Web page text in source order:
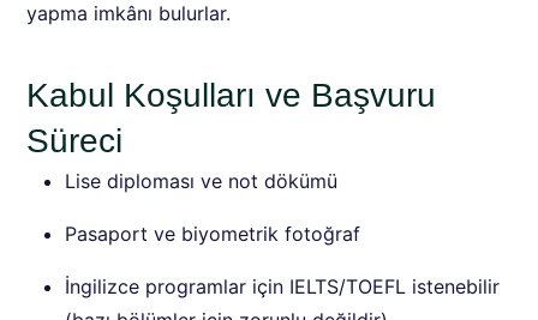
yapma imkânı bulurlar.
Kabul Koşulları ve Başvuru
Süreci
Lise diploması ve not dökümü
Pasaport ve biyometrik fotoğraf
İngilizce programlar için IELTS/TOEFL istenebilir